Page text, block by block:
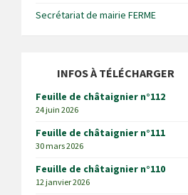
Secrétariat de mairie FERME
INFOS À TÉLÉCHARGER
Feuille de châtaignier n°112
24 juin 2026
Feuille de châtaignier n°111
30 mars 2026
Feuille de châtaignier n°110
12 janvier 2026